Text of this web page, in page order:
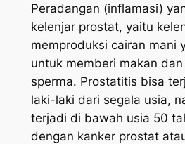
Peradangan (inflamasi)
kelenjar prostat, yaitu
memproduksi cairan mani
untuk memberi makan
sperma. Prostatitis bisa
laki-laki dari segala usia,
terjadi di bawah usia 50
dengan kanker prostat